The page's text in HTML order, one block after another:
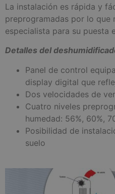
La instalación es rápida y
preprogramadas por lo que
especialista para su puesta
Detalles del
Panel de control
display digital que
Dos velocidades de
Cuatro niveles
humedad: 56%, 60%,
Posibilidad de
suelo